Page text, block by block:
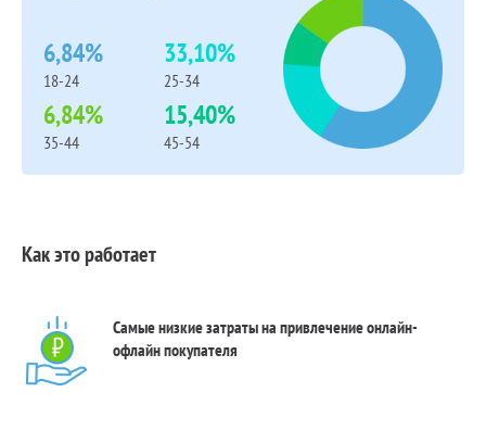
6,84%
18-24
33,10%
25-34
6,84%
35-44
15,40%
45-54
Как это работает
Самые низкие затраты на привлечение онлайн-
офлайн покупателя